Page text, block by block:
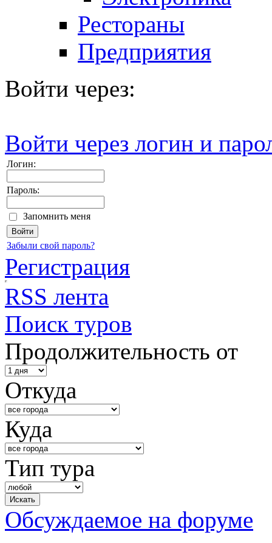
Рестораны
Предприятия
Войти через:
Войти через логин и
Логин:
Пароль:
Запомнить меня
Забыли свой пароль?
Регистрация
RSS лента
Поиск туров
Продолжительность от
Откуда
Куда
Тип тура
Обсуждаемое на форуме